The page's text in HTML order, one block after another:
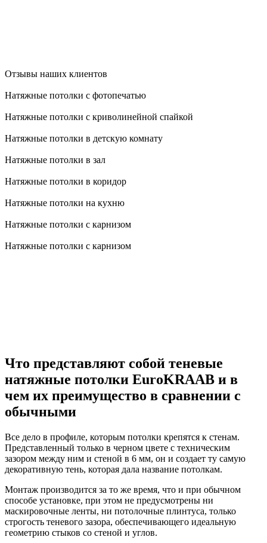
Отзывы наших клиентов
Натяжные потолки с фотопечатью
Натяжные потолки с криволинейной спайкой
Натяжные потолки в детскую комнату
Натяжные потолки в зал
Натяжные потолки в коридор
Натяжные потолки на кухню
Натяжные потолки с карнизом
Натяжные потолки с карнизом
Что представляют собой теневые
натяжные потолки EuroKRAAB и в
чем их преимущество в сравнении с
обычными
Все дело в профиле, которым потолки крепятся к стенам.
Представленный только в черном цвете с техническим
зазором между ним и стеной в 6 мм, он и создает ту самую
декоративную тень, которая дала название потолкам.
Монтаж производится за то же время, что и при обычном
способе установке, при этом не предусмотрены ни
маскировочные ленты, ни потолочные плинтуса, только
строгость теневого зазора, обеспечивающего идеальную
геометрию стыков со стеной и углов.